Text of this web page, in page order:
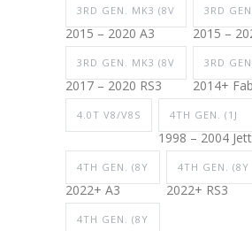
3RD GEN. MK3 (8V
2015 – 2020 A3
3RD
2015 –
3RD GEN. MK3 (8V
2017 – 2020 RS3
3RD
2014+
4.0T V8/V8S 4TH GEN. (1J
1998 – 2004
4TH GEN. (8Y
2022+ A3
4TH GEN. (8Y
2022+ RS3
4TH GEN. (8Y